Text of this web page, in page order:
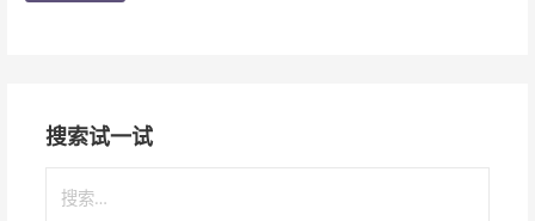
搜索试一试
索